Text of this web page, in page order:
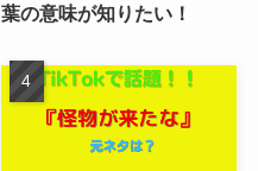
葉の意味が知りたい！